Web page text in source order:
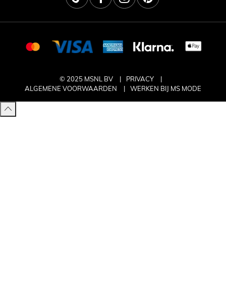
© 2025 MSNL BV
PRIVACY
ALGEMENE VOORWAARDEN
WERKEN BIJ MS MODE